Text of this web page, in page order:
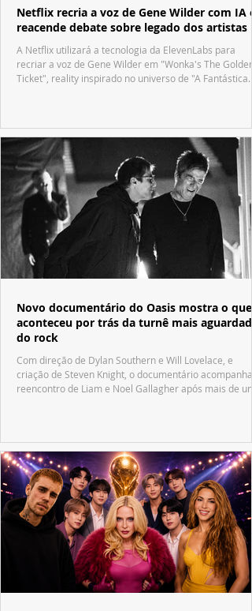
Netflix recria a voz de Gene Wilder com IA e
reacende debate sobre legado dos artistas
A Netflix utilizará a tecnologia da ElevenLabs para
recriar a voz de Gene Wilder em "Wonka's The Golden
Ticket", reality inspirado no universo de "A Fantástica
Novo documentário do Oasis mostra o que
aconteceu por trás da turnê mais aguardada
do rock
Com direção de Dylan Southern e Will Lovelace, e
criação de Steven Knight, o documentário acompanha
reencontro de Liam e Noel Gallagher após mais de